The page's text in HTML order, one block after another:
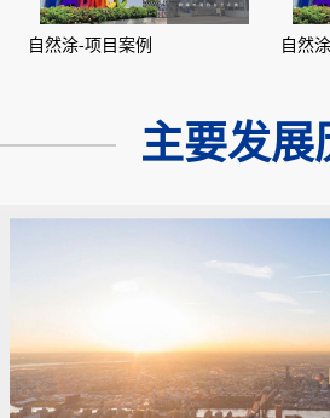
自然涂-项目案例 自然
主要发展